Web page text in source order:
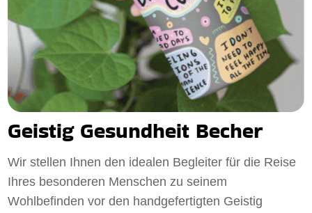
Geistig Gesundheit Becher
Wir stellen Ihnen den idealen Begleiter für die Reise
Ihres besonderen Menschen zu seinem
Wohlbefinden vor den handgefertigten Geistig